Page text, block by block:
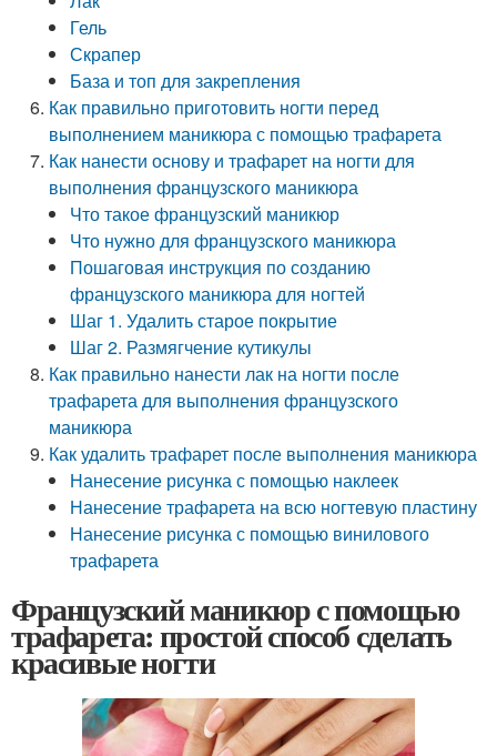
Гель
Скрапер
База и топ для закрепления
Как правильно приготовить ногти перед
выполнением маникюра с помощью трафарета
Как нанести основу и трафарет на ногти для
выполнения французского маникюра
Что такое французский маникюр
Что нужно для французского маникюра
Пошаговая инструкция по созданию
французского маникюра для ногтей
Шаг 1. Удалить старое покрытие
Шаг 2. Размягчение кутикулы
Как правильно нанести лак на ногти после
трафарета для выполнения французского
маникюра
Как удалить трафарет после выполнения маникюра
Нанесение рисунка с помощью наклеек
Нанесение трафарета на всю ногтевую пластину
Нанесение рисунка с помощью винилового
трафарета
Французский маникюр с помощью
трафарета: простой способ сделать
красивые ногти